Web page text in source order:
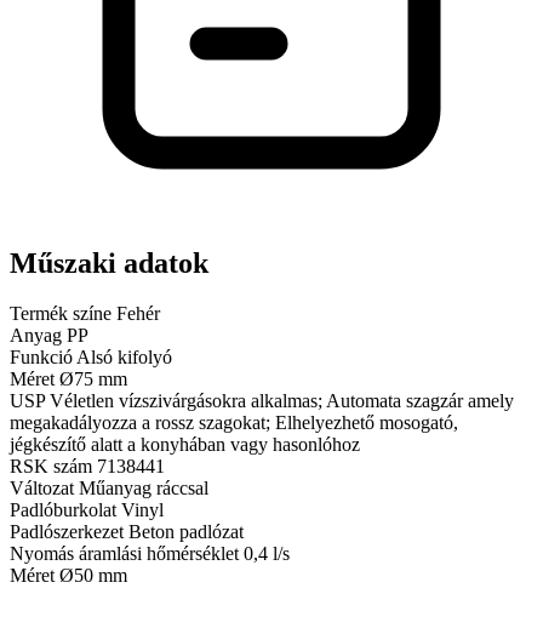
Műszaki adatok
Termék színe Fehér
Anyag PP
FunkcióAlsó kifolyó
Méret Ø75 mm
USP Véletlen vízszivárgásokra alkalmas; Automata szagzár amely
megakadályozza a rossz szagokat; Elhelyezhető mosogató,
jégkészítő alatt a konyhában vagy hasonlóhoz
RSK szám 7138441
Változat Műanyag ráccsal
Padlóburkolat Vinyl
Padlószerkezet Beton padlózat
Nyomás áramlási hőmérséklet 0,4 l/s
Méret Ø50 mm